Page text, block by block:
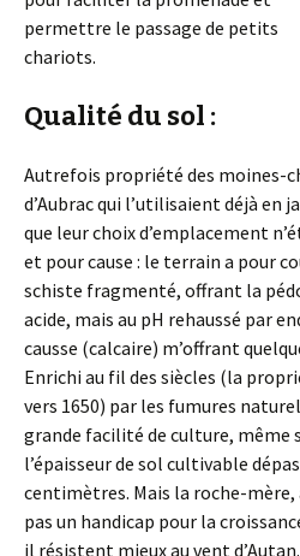
permettre le passage de petits
chariots.
Qualité du sol :
Autrefois propriété des moines-
d’Aubrac qui l’utilisaient déjà en
que leur choix d’emplacement
et pour cause : le terrain a pour
schiste fragmenté, offrant la
acide, mais au pH rehaussé par
causse (calcaire) m’offrant
Enrichi au fil des siècles (la
vers 1650) par les fumures
grande facilité de culture, même
l’épaisseur de sol cultivable
centimètres. Mais la roche-mère,
pas un handicap pour la
il résistent mieux au vent d’Autan.